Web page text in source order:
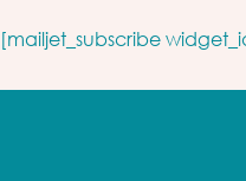
[mailjet_subscribe